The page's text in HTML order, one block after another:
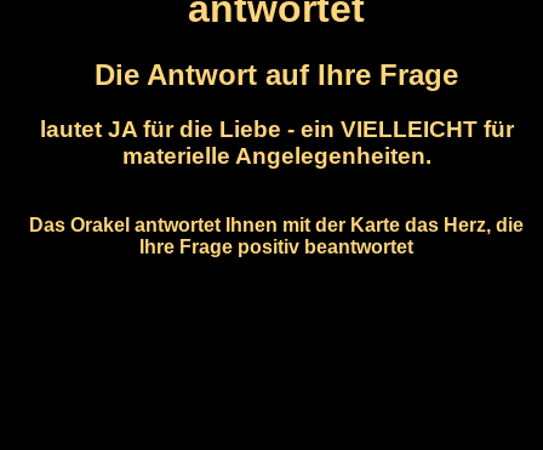
antwortet
Die Antwort auf Ihre Frage
lautet JA für die Liebe - ein VIELLEICHT für
materielle Angelegenheiten.
Das Orakel antwortet Ihnen mit der Karte das Herz, die
Ihre Frage positiv beantwortet